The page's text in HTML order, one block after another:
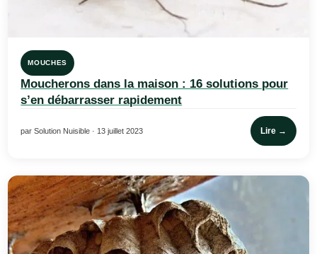
MOUCHES
Moucherons dans la maison : 16 solutions pour
s’en débarrasser rapidement
par Solution Nuisible · 13 juillet 2023 Lire →